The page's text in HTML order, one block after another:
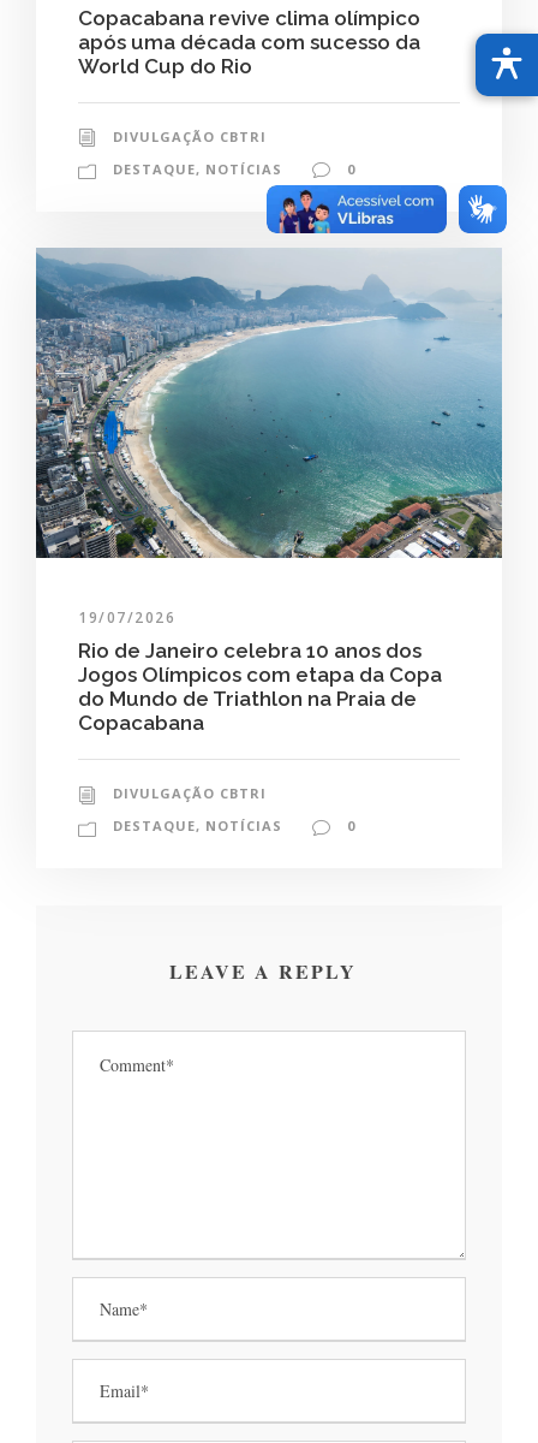
Copacabana revive clima olímpico
após uma década com sucesso da
World Cup do Rio
DIVULGAÇÃO CBTRI
DESTAQUE, NOTÍCIAS 0
19/07/2026
Rio de Janeiro celebra 10 anos dos
Jogos Olímpicos com etapa da Copa
do Mundo de Triathlon na Praia de
Copacabana
DIVULGAÇÃO CBTRI
DESTAQUE, NOTÍCIAS 0
LEAVE A REPLY